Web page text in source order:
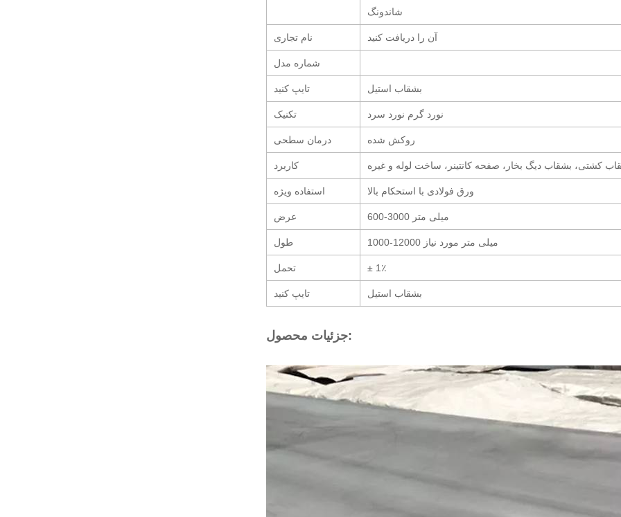
شاندونگ
نام تجاری آن را دریافت کنید
شماره مدل
تایپ کنید بشقاب استیل
تکنیک نورد گرم نورد سرد
درمان سطحی روکش شده
کاربرد کشتی، بشقاب دیگ بخار، صفحه کانتینر، ساخت لوله و غیره
استفاده ویژه ورق فولادی با استحکام بالا
عرض 600-3000 میلی متر
طول 1000-12000 میلی متر مورد نیاز
تحمل ± 1٪
تایپ کنید بشقاب استیل
جزئیات محصول: